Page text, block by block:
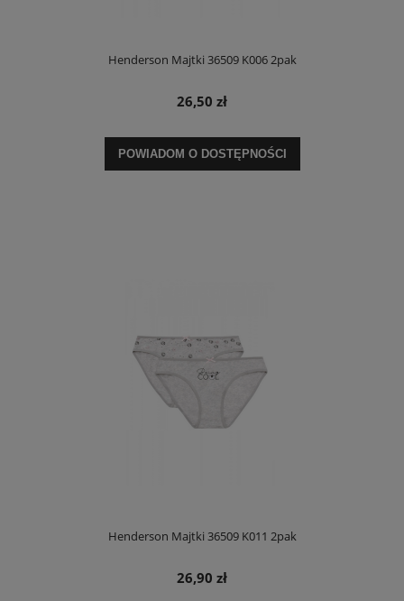
Henderson Majtki 36509 K006 2pak
26,50 zł
POWIADOM O DOSTĘPNOŚCI
Henderson Majtki 36509 K011 2pak
26,90 zł